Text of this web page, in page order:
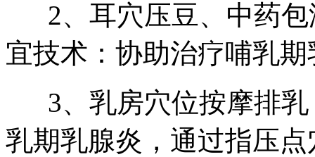
2、耳穴压豆、中药包
宜技术：协助治疗哺乳
3、乳房穴位按摩排乳
乳期乳腺炎，通过指压